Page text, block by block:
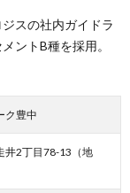
スの社内ガイドラ
ントB種を採用。
ク豊中
井2丁目78-13（地